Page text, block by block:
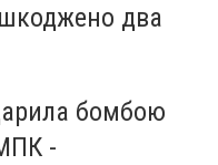
два
бомбою
-